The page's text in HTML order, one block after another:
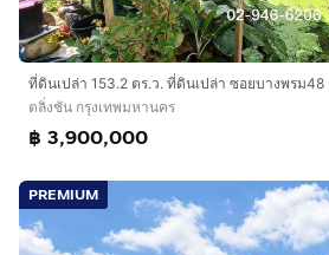
ตลิ่งชัน กรุงเทพมหานคร
฿ 3,900,000
PREMIUM